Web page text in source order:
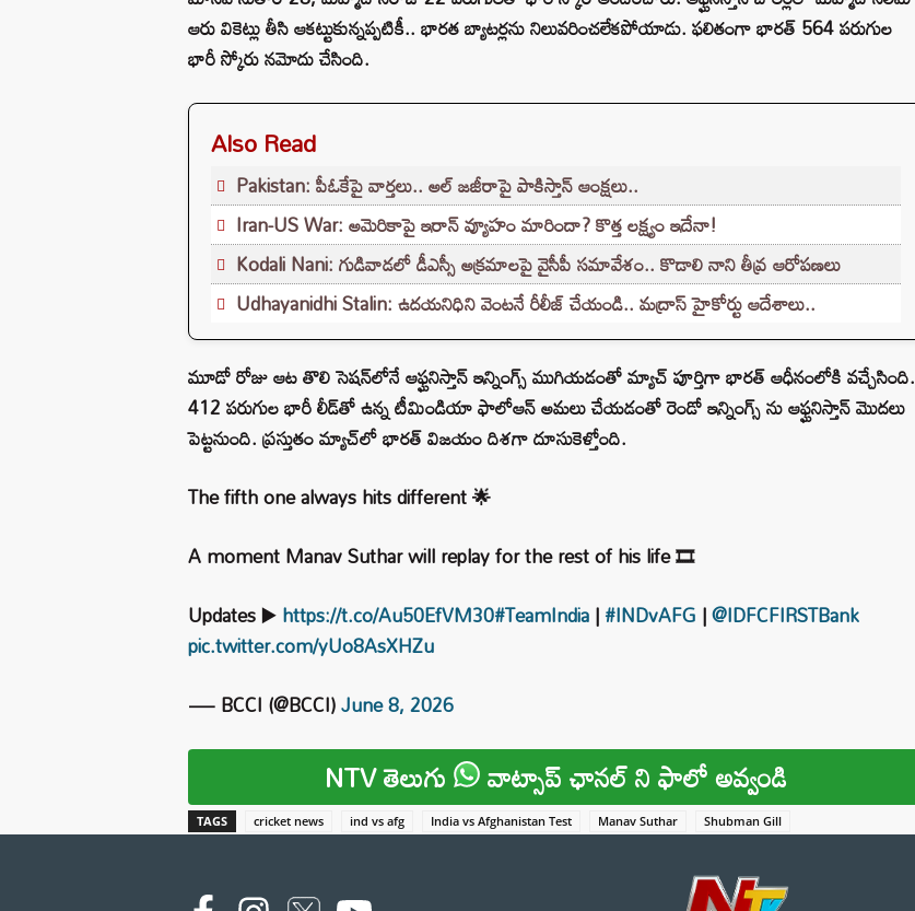
ఆరు వికెట్లు తీసి ఆకట్టుకున్నప్పటికీ.. భారత బ్యాటర్లను నిలువరించలేకపోయాడు. ఫలితంగా భారత్ 564 పరుగుల
భారీ స్కోరు నమోదు చేసింది.
Also Read
Pakistan: పీఓకేపై వార్తలు.. అల్ జజీరాపై పాకిస్తాన్ ఆంక్షలు..
Iran-US War: అమెరికాపై ఇరాన్ వ్యూహం మారిందా? కొత్త లక్ష్యం ఇదేనా!
Kodali Nani: గుడివాడలో డీఎస్సీ అక్రమాలపై వైసీపీ సమావేశం.. కొడాలి నాని తీవ్ర ఆరోపణలు
Udhayanidhi Stalin: ఉదయనిధిని వెంటనే రీలీజ్ చేయండి.. మద్రాస్ హైకోర్టు ఆదేశాలు..
మూడో రోజు ఆట తొలి సెషన్‌లోనే ఆఫ్ఘనిస్తాన్ ఇన్నింగ్స్ ముగియడంతో మ్యాచ్ పూర్తిగా భారత్ ఆధీనంలోకి వచ్చేసింది.
412 పరుగుల భారీ లీడ్‌తో ఉన్న టీమిండియా ఫాలోఆన్ అమలు చేయడంతో రెండో ఇన్నింగ్స్‌ ను ఆఫ్ఘనిస్తాన్ మొదలు
పెట్టనుంది. ప్రస్తుతం మ్యాచ్‌లో భారత్ విజయం దిశగా దూసుకెళ్తోంది.
The fifth one always hits different 🌟
A moment Manav Suthar will replay for the rest of his life 🎞️
Updates ▶️https://t.co/Au50EfVM30#TeamIndia|#INDvAFG |@IDFCFIRSTBank
pic.twitter.com/yUo8AsXHZu
— BCCI (@BCCI)June 8, 2026
NTV తెలుగు వాట్సాప్ ఛానల్ ని ఫాలో అవ్వండి
TAGS cricket news ind vs afg India vs Afghanistan Test Manav Suthar Shubman Gill